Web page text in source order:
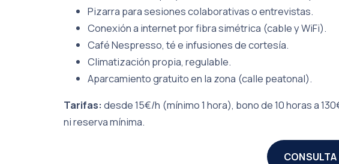
Pizarra para sesiones colaborativas o entrevistas.
Conexión a internet por fibra simétrica (cable y WiFi).
Café Nespresso, té e infusiones de cortesía.
Climatización propia, regulable.
Aparcamiento gratuito en la zona (calle peatonal).
Tarifas: desde 15€/h (mínimo 1 hora), bono de 10 horas a
ni reserva mínima.